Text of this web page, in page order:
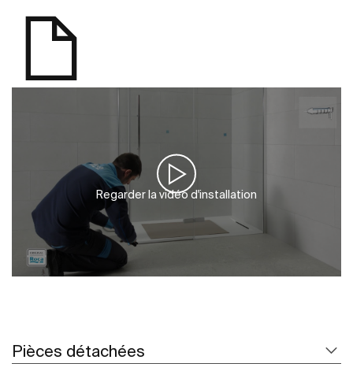
Regarder la vidéo d'installation
Pièces détachées